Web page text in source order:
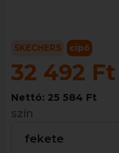
SKECHERS cipő
32 492 Ft
Nettó: 25 584 Ft
szín
fekete